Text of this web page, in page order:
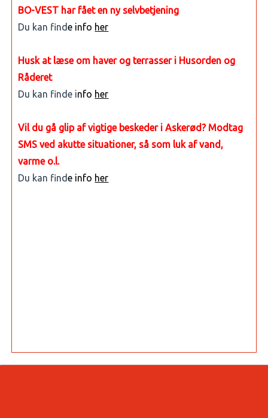
BO-VEST har fået en ny selvbetjening
Du kan finde info her
Husk at læse om haver og terrasser i Husorden og
Råderet
Du kan finde info her
Vil du gå glip af vigtige beskeder i Askerød? Modtag
SMS ved akutte situationer, så som luk af vand,
varme o.l.
Du kan finde info her